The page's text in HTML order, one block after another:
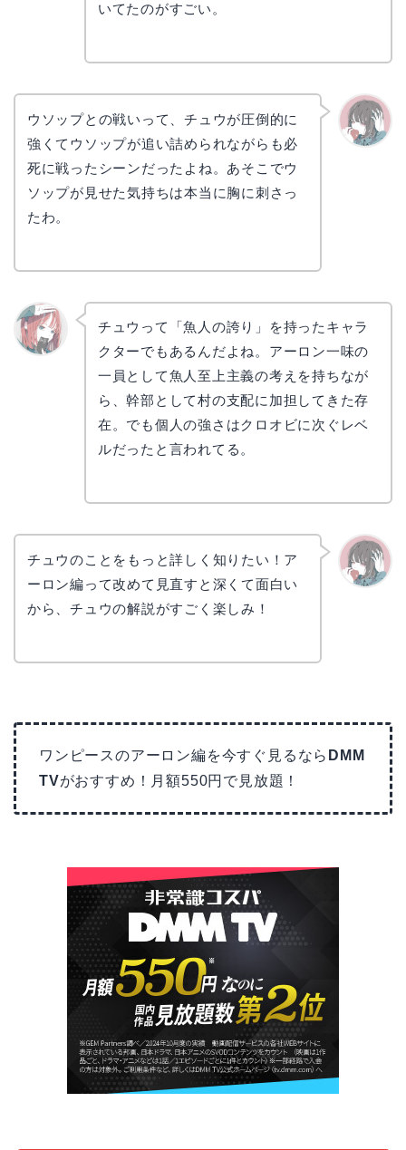
いてたのがすごい。
ウソップとの戦いって、チュウが圧倒的に
強くてウソップが追い詰められながらも必
死に戦ったシーンだったよね。あそこでウ
ソップが見せた気持ちは本当に胸に刺さっ
たわ。
チュウって「魚人の誇り」を持ったキャラ
クターでもあるんだよね。アーロン一味の
一員として魚人至上主義の考えを持ちなが
ら、幹部として村の支配に加担してきた存
在。でも個人の強さはクロオビに次ぐレベ
ルだったと言われてる。
チュウのことをもっと詳しく知りたい！ア
ーロン編って改めて見直すと深くて面白い
から、チュウの解説がすごく楽しみ！
ワンピースのアーロン編を今すぐ見るなら DMM
TVがおすすめ！月額550円で見放題！